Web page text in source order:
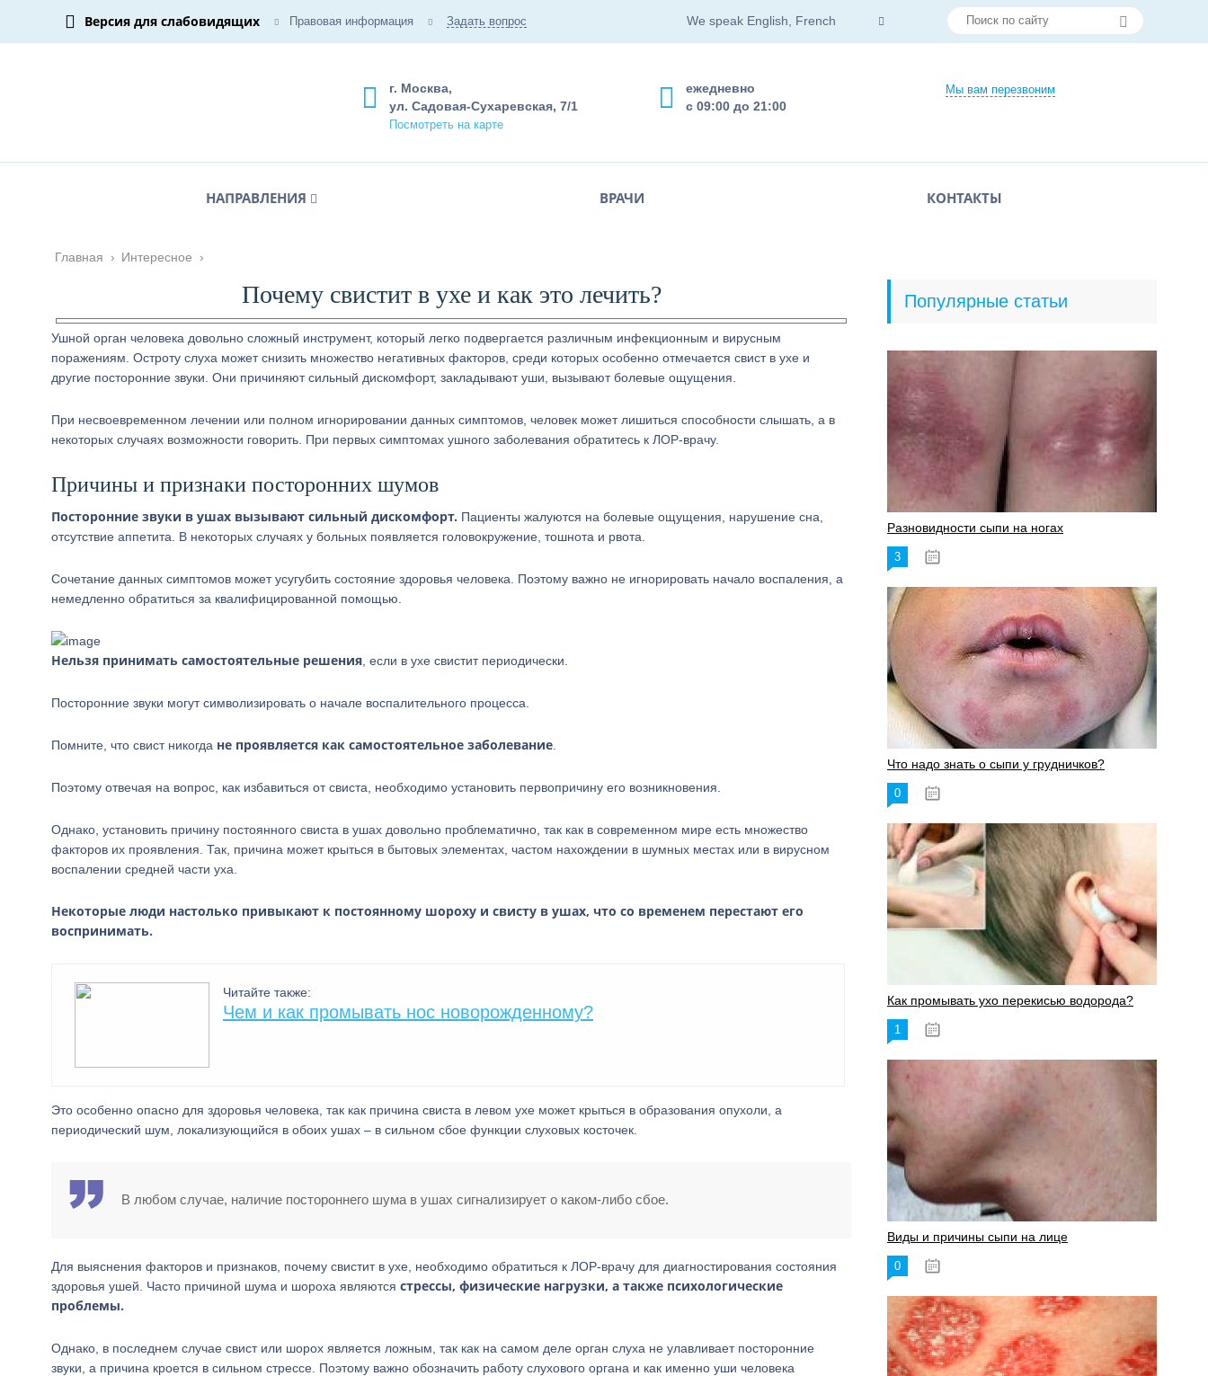
Версия для слабовидящих Правовая информация Задать вопрос We speak English, French
Мы вам перезвоним
ежедневно
с 09:00 до 21:00
г. Москва,
ул. Садовая-Сухаревская, 7/1
Посмотреть на карте
НАПРАВЛЕНИЯ ВРАЧИ КОНТАКТЫ
Главная › Интересное ›
Почему свистит в ухе и как это лечить?
Ушной орган человека довольно сложный инструмент, который легко подвергается различным инфекционным и вирусным
поражениям. Остроту слуха может снизить множество негативных факторов, среди которых особенно отмечается свист в ухе и
другие посторонние звуки. Они причиняют сильный дискомфорт, закладывают уши, вызывают болевые ощущения.
При несвоевременном лечении или полном игнорировании данных симптомов, человек может лишиться способности слышать, а в
некоторых случаях возможности говорить. При первых симптомах ушного заболевания обратитесь к ЛОР-врачу.
Причины и признаки посторонних шумов
Посторонние звуки в ушах вызывают сильный дискомфорт. Пациенты жалуются на болевые ощущения, нарушение сна,
отсутствие аппетита. В некоторых случаях у больных появляется головокружение, тошнота и рвота.
Сочетание данных симптомов может усугубить состояние здоровья человека. Поэтому важно не игнорировать начало воспаления, а
немедленно обратиться за квалифицированной помощью.
Нельзя принимать самостоятельные решения , если в ухе свистит периодически.
Посторонние звуки могут символизировать о начале воспалительного процесса.
Помните, что свист никогда не проявляется как самостоятельное заболевание
Поэтому отвечая на вопрос, как избавиться от свиста, необходимо установить первопричину его возникновения.
Однако, установить причину постоянного свиста в ушах довольно проблематично, так как в современном мире есть множество
факторов их проявления. Так, причина может крыться в бытовых элементах, частом нахождении в шумных местах или в вирусном
воспалении средней части уха.
Некоторые люди настолько привыкают к постоянному шороху и свисту в ушах, что со временем перестают его
воспринимать.
Читайте также:
Чем и как промывать нос новорожденному?
Это особенно опасно для здоровья человека, так как причина свиста в левом ухе может крыться в образования опухоли, а
периодический шум, локализующийся в обоих ушах – в сильном сбое функции слуховых косточек.
В любом случае, наличие постороннего шума в ушах сигнализирует о каком-либо сбое.
Для выяснения факторов и признаков, почему свистит в ухе, необходимо обратиться к ЛОР-врачу для диагностирования состояния
здоровья ушей. Часто причиной шума и шороха являются стрессы, физические нагрузки, а также психологические
проблемы.
Однако, в последнем случае свист или шорох является ложным, так как на самом деле орган слуха не улавливает посторонние
звуки, а причина кроется в сильном стрессе. Поэтому важно обозначить работу слухового органа и как именно уши человека
Популярные статьи
Разновидности сыпи на ногах
3
Что надо знать о сыпи у грудничков?
0
Как промывать ухо перекисью водорода?
1
Виды и причины сыпи на лице
0